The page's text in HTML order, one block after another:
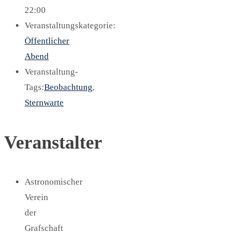
22:00
Veranstaltungskategorie:
Öffentlicher
Abend
Veranstaltung-
Tags:Beobachtung,
Sternwarte
Veranstalter
Astronomischer
Verein
der
Grafschaft